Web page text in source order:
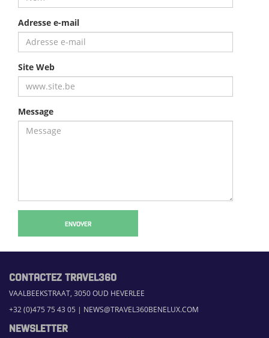
Adresse e-mail
Site Web
Message
ENVOYER
CONTACTEZ TRAVEL360
VAALBEEKSTRAAT, 3050 OUD HEVERLEE
+32 (0)475 75 43 05 | NEWS@TRAVEL360BENELUX.COM
NEWSLETTER